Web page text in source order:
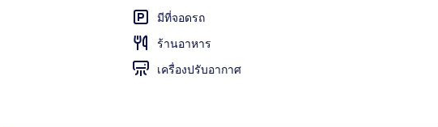
มีที่จอดรถ
ร้านอาหาร
เครื่องปรับอากาศ